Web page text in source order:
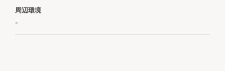
周辺環境
-